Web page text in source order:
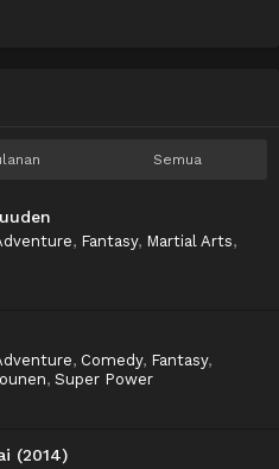
Semua
, Fantasy, Martial Arts,
, Comedy, Fantasy,
, Super Power
(2014)